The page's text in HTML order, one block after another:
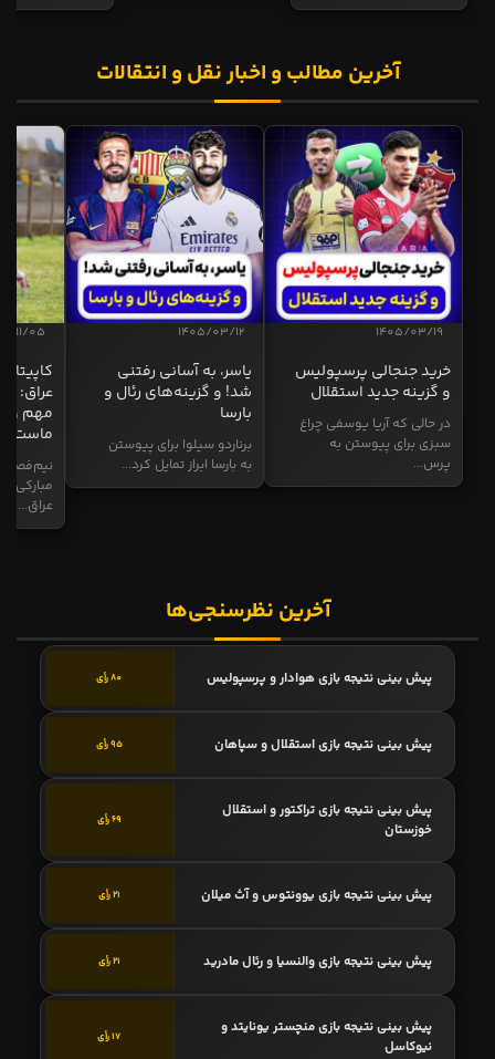
آخرین مطالب و اخبار نقل و انتقالات
1405/03/19
خرید جنجالی پرسپولیس
و گزینه جدید استقلال
در حالی که آریا یوسفی چراغ
سبزی برای پیوستن به
پرس...
1405/03/12
یاسر، به آسانی رفتنی
شد! و گزینه‌های رئال و
بارسا
برناردو سیلوا برای پیوستن
به بارسا ابراز تمایل کرد...
11/05
عراق:
مهم و
ماست
نیم‌فصل
مبارکی
عراق...
آخرین نظرسنجی‌ها
پیش بینی نتیجه بازی هوادار و پرسپولیس 80 رأی
پیش بینی نتیجه بازی استقلال و سپاهان 95 رأی
پیش بینی نتیجه بازی تراکتور و استقلال
خوزستان
69 رأی
پیش بینی نتیجه بازی یوونتوس و آث میلان 21 رأی
پیش بینی نتیجه بازی والنسیا و رئال مادرید 21 رأی
پیش بینی نتیجه بازی منچستر یونایتد و
نیوکاسل
17 رأی